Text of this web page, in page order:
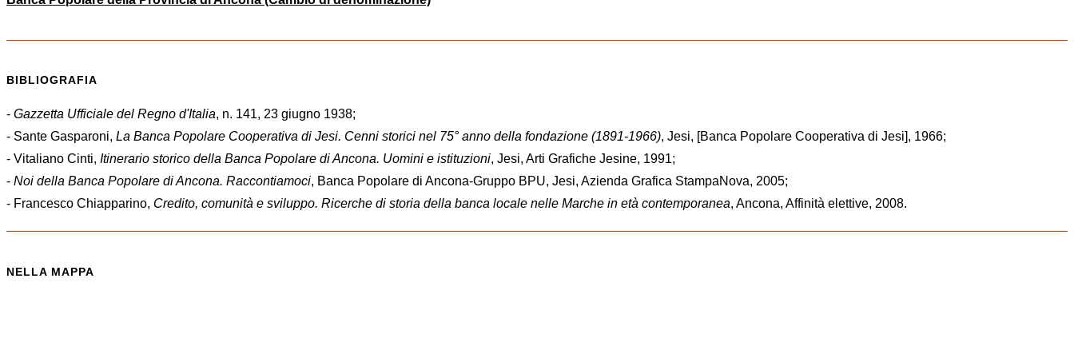
BIBLIOGRAFIA
- Gazzetta Ufficiale del Regno d'Italia, n. 141, 23 giugno 1938;
- Sante Gasparoni, La Banca Popolare Cooperativa di Jesi. Cenni storici nel 75° anno della fondazione (1891-1966), Jesi, [Banca Popolare Cooperativa di Jesi], 1966;
- Vitaliano Cinti, Itinerario storico della Banca Popolare diAncona. Uomini e istituzioni, Jesi, Arti Grafiche Jesine, 1991;
- Noi della Banca Popolare diAncona. Raccontiamoci, Banca Popolare di Ancona-Gruppo BPU, Jesi, Azienda Grafica StampaNova, 2005;
- Francesco Chiapparino, Credito, comunità e sviluppo. Ricerche di storia della banca locale nelle Marche in età contemporanea, Ancona, Affinità elettive, 2008.
NELLA MAPPA